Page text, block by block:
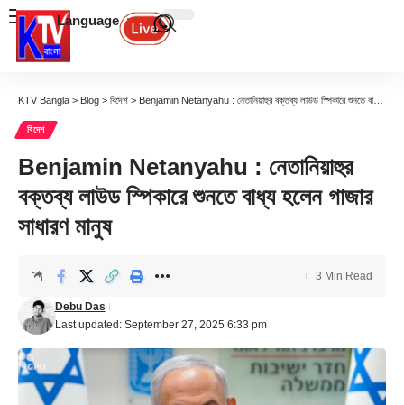
Language
KTV Bangla > Blog > বিদেশ > Benjamin Netanyahu : নেতানিয়াহুর বক্তব্য লাউড স্পিকারে শুনতে বাধ্য হলেন গাজার সাধারণ মানুষ
বিদেশ
Benjamin Netanyahu : নেতানিয়াহুর
বক্তব্য লাউড স্পিকারে শুনতে বাধ্য হলেন গাজার
সাধারণ মানুষ
Last updated: September 27, 2025 6:33 pm
Debu Das
3 Min Read